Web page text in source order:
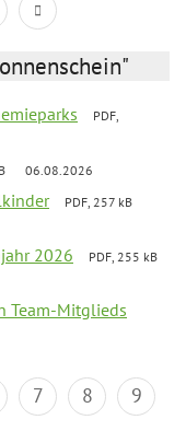
PDF,
06.08.2026
PDF, 257 kB
2026
PDF, 255 kB
Team-Mitglieds
7 8
9